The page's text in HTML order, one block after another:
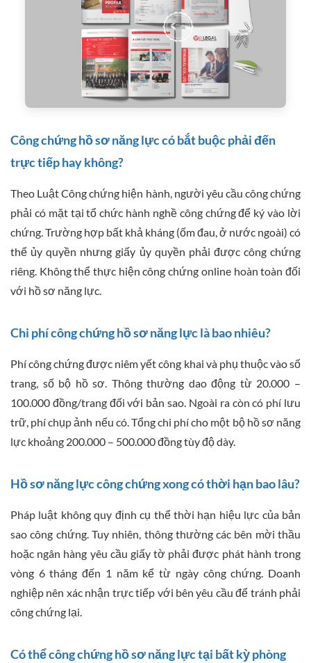
Công chứng hồ sơ năng lực có bắt buộc phải đến
trực tiếp hay không?
Theo Luật Công chứng hiện hành, người yêu cầu công chứng
phải có mặt tại tổ chức hành nghề công chứng để ký vào lời
chứng. Trường hợp bất khả kháng (ốm đau, ở nước ngoài) có
thể ủy quyền nhưng giấy ủy quyền phải được công chứng
riêng. Không thể thực hiện công chứng online hoàn toàn đối
với hồ sơ năng lực.
Chi phí công chứng hồ sơ năng lực là bao nhiêu?
Phí công chứng được niêm yết công khai và phụ thuộc vào số
trang, số bộ hồ sơ. Thông thường dao động từ 20.000 –
100.000 đồng/trang đối với bản sao. Ngoài ra còn có phí lưu
trữ, phí chụp ảnh nếu có. Tổng chi phí cho một bộ hồ sơ năng
lực khoảng 200.000 – 500.000 đồng tùy độ dày.
Hồ sơ năng lực công chứng xong có thời hạn bao lâu?
Pháp luật không quy định cụ thể thời hạn hiệu lực của bản
sao công chứng. Tuy nhiên, thông thường các bên mời thầu
hoặc ngân hàng yêu cầu giấy tờ phải được phát hành trong
vòng 6 tháng đến 1 năm kể từ ngày công chứng. Doanh
nghiệp nên xác nhận trực tiếp với bên yêu cầu để tránh phải
công chứng lại.
Có thể công chứng hồ sơ năng lực tại bất kỳ phòng